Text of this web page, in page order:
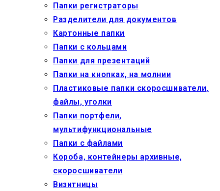
Папки регистраторы
Разделители для документов
Картонные папки
Папки с кольцами
Папки для презентаций
Папки на кнопках, на молнии
Пластиковые папки скоросшиватели,
файлы, уголки
Папки портфели,
мультифункциональные
Папки с файлами
Короба, контейнеры архивные,
скоросшиватели
Визитницы